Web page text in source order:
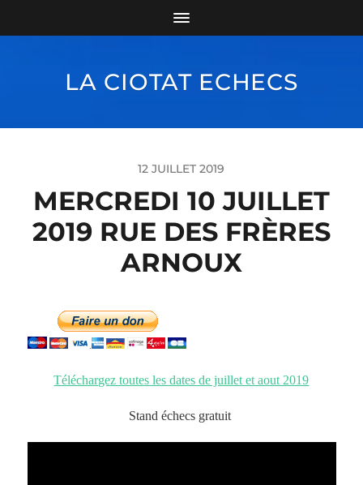
LA CIOTAT ECHECS
12 JUILLET 2019
MERCREDI 10 JUILLET
2019 RUE DES FRÈRES
ARNOUX
Téléchargez toutes les dates de juillet et aout 2019
Stand échecs gratuit